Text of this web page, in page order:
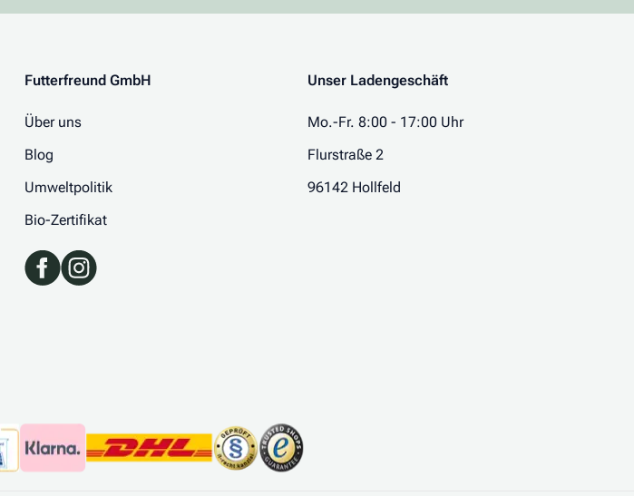
Futterfreund GmbH
Über uns
Blog
Umweltpolitik
Bio-Zertifikat
Unser Ladengeschäft
Mo.-Fr. 8:00 - 17:00 Uhr
Flurstraße 2
96142 Hollfeld